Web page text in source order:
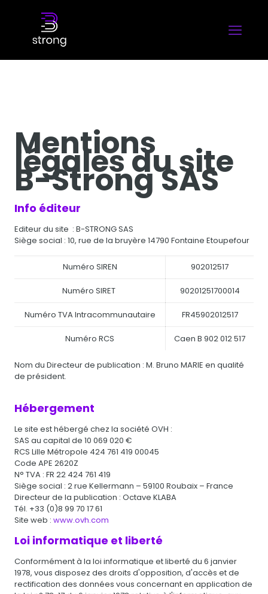
Mentions
légales du site
B-Strong SAS
Info éditeur
Editeur du site : B-STRONG SAS
Siège social : 10, rue de la bruyère 14790 Fontaine Etoupefour
Numéro SIREN 902012517
Numéro SIRET 90201251700014
Numéro TVA Intracommunautaire FR45902012517
Numéro RCS Caen B 902 012 517
Nom du Directeur de publication : M. Bruno MARIE en qualité
de président.
Hébergement
Le site est hébergé chez la société OVH :
SAS au capital de 10 069 020 €
RCS Lille Métropole 424 761 419 00045
Code APE 2620Z
N° TVA : FR 22 424 761 419
Siège social : 2 rue Kellermann – 59100 Roubaix – France
Directeur de la publication : Octave KLABA
Tél. +33 (0)8 99 70 17 61
Site web : www.ovh.com
Loi informatique et liberté
Conformément à la loi informatique et liberté du 6 janvier
1978, vous disposez des droits d'opposition, d'accès et de
rectification des données vous concernant en application de